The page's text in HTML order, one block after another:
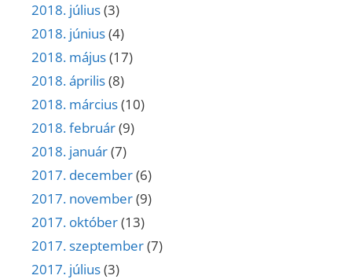
2018. július(3)
2018. június(4)
2018. május(17)
2018. április(8)
2018. március(10)
2018. február(9)
2018. január(7)
2017. december(6)
2017. november(9)
2017. október(13)
2017. szeptember(7)
2017. július(3)